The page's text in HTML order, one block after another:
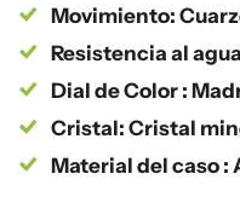
Movimiento:
Resistencia al
Dial de Color :
Cristal: Cristal
Material del caso :